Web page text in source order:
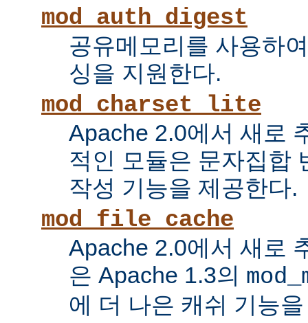
mod_auth_digest
공유메모리를 사용하
싱을 지원한다.
mod_charset_lite
Apache 2.0에서 새로
적인 모듈은 문자집합
작성 기능을 제공한다.
mod_file_cache
Apache 2.0에서 새로
은 Apache 1.3의
에 더 나은 캐쉬 기능